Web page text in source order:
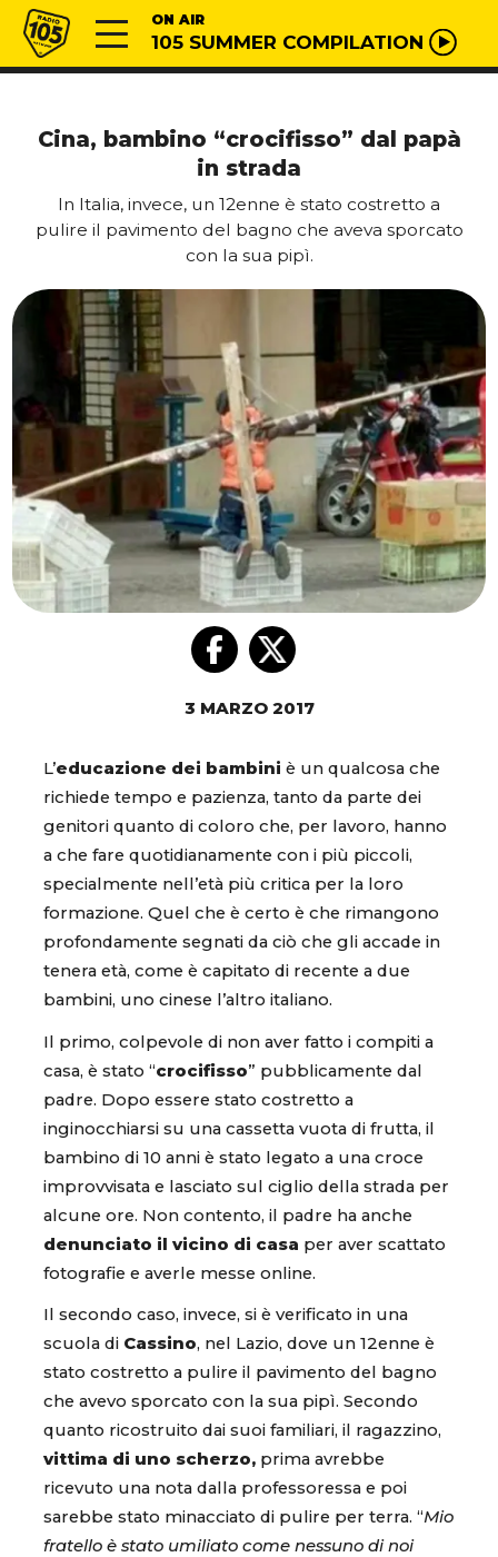
Vai al contenuto
Radio 105 ON AIR
105 SUMMER COMPILATION
Cina, bambino “crocifisso” dal papà
in strada
In Italia, invece, un 12enne è stato costretto a
pulire il pavimento del bagno che aveva sporcato
con la sua pipì.
3 MARZO 2017
L’educazione dei bambini è un qualcosa che
richiede tempo e pazienza, tanto da parte dei
genitori quanto di coloro che, per lavoro, hanno
a che fare quotidianamente con i più piccoli,
specialmente nell’età più critica per la loro
formazione. Quel che è certo è che rimangono
profondamente segnati da ciò che gli accade in
tenera età, come è capitato di recente a due
bambini, uno cinese l’altro italiano.
Il primo, colpevole di non aver fatto i compiti a
casa, è stato “crocifisso” pubblicamente dal
padre. Dopo essere stato costretto a
inginocchiarsi su una cassetta vuota di frutta, il
bambino di 10 anni è stato legato a una croce
improvvisata e lasciato sul ciglio della strada per
alcune ore. Non contento, il padre ha anche
denunciato il vicino di casa per aver scattato
fotografie e averle messe online.
Il secondo caso, invece, si è verificato in una
scuola di Cassino, nel Lazio, dove un 12enne è
stato costretto a pulire il pavimento del bagno
che avevo sporcato con la sua pipì. Secondo
quanto ricostruito dai suoi familiari, il ragazzino,
vittima di uno scherzo, prima avrebbe
ricevuto una nota dalla professoressa e poi
sarebbe stato minacciato di pulire per terra. “Mio
fratello è stato umiliato come nessuno di noi